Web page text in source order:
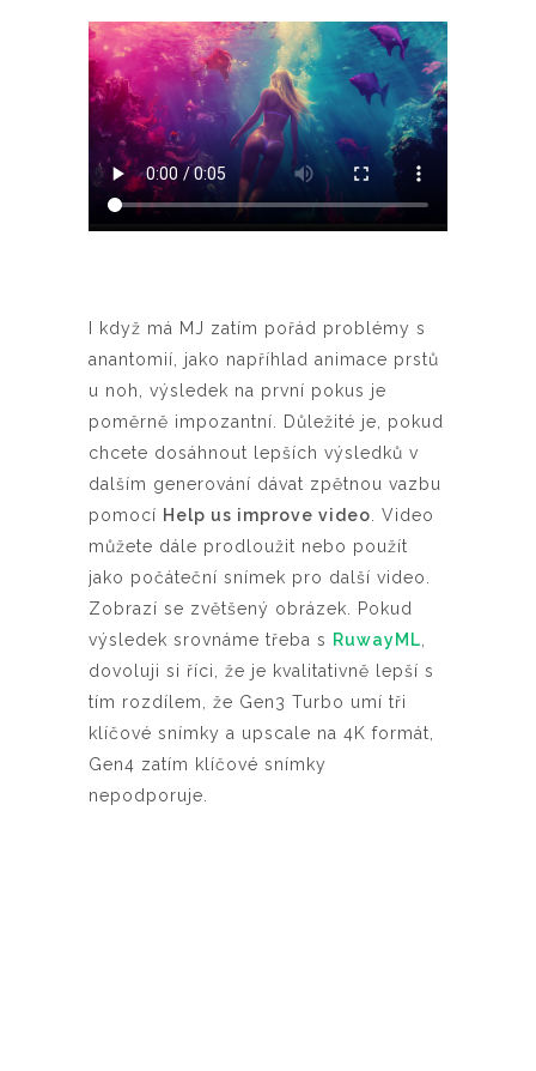
I když má MJ zatím pořád problémy s
anantomií, jako napříhlad animace prstů
u noh, výsledek na první pokus je
poměrně impozantní. Důležité je, pokud
chcete dosáhnout lepších výsledků v
dalším generování dávat zpětnou vazbu
pomocí Help us improve video
Video
můžete dále prodloužit nebo použít
jako počáteční snímek pro další video.
Zobrazí se zvětšený obrázek. Pokud
výsledek srovnáme třeba s RuwayML
dovoluji si říci, že je kvalitativně lepší s
tím rozdílem, že Gen3 Turbo umí tři
klíčové snímky a upscale na 4K formát,
Gen4 zatím klíčové snímky
nepodporuje.